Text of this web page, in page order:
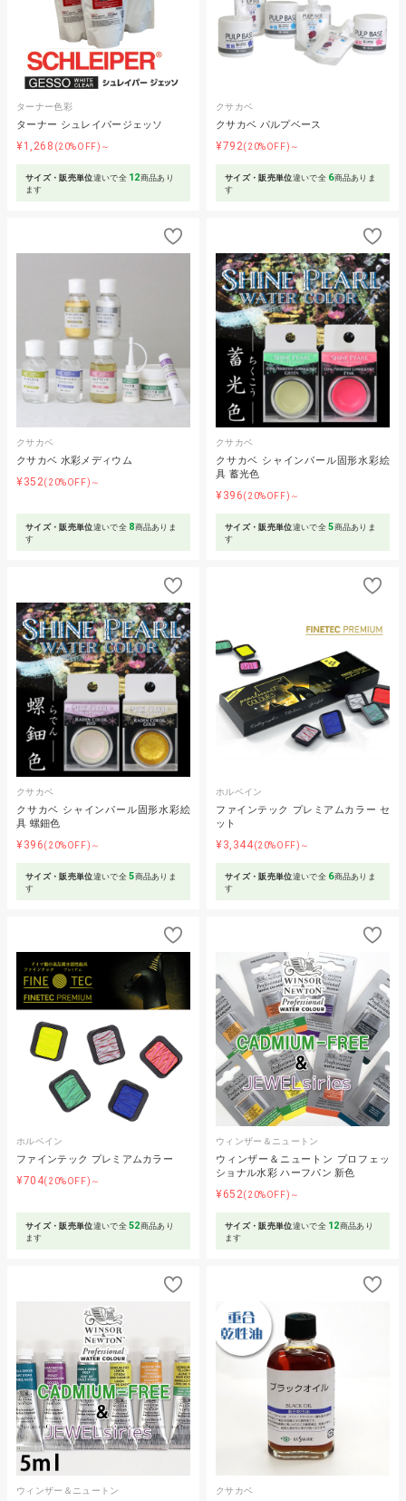
ターナー色彩
ターナー シュレイパージェッソ
¥1,268 (20%OFF)～
サイズ・販売単位違いで全 12商品あり
ます
クサカベ
クサカベ パルプベース
¥792(20%OFF)～
サイズ・販売単位違いで全 6商品ありま
す
クサカベ
クサカベ 水彩メディウム
¥352(20%OFF)～
サイズ・販売単位違いで全 8商品ありま
す
クサカベ
クサカベ シャインパール固形水彩絵
具 蓄光色
¥396(20%OFF)～
サイズ・販売単位違いで全5商品ありま
す
クサカベ
クサカベ シャインパール固形水彩絵
具 螺鈿色
¥396(20%OFF)～
サイズ・販売単位違いで全5商品ありま
す
ホルベイン
ファインテック プレミアムカラー セ
ット
¥3,344(20%OFF)～
サイズ・販売単位違いで全 6商品ありま
す
ホルベイン
ファインテック プレミアムカラー
¥704(20%OFF)～
サイズ・販売単位違いで全52商品あり
ます
ウィンザー＆ニュートン
ウィンザー＆ニュートン プロフェッ
ショナル水彩 ハーフパン 新色
¥652(20%OFF)～
サイズ・販売単位違いで全 12商品あり
ます
ウィンザー＆ニュートン クサカベ